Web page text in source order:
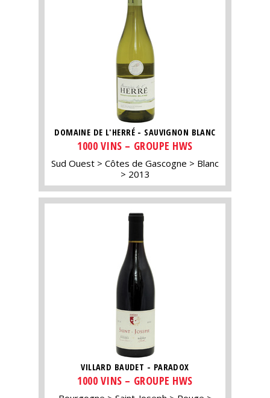
DOMAINE DE L'HERRÉ - SAUVIGNON BLANC
1000 VINS – GROUPE HWS
Sud Ouest Côtes de Gascogne
Blanc
2013
VILLARD BAUDET - PARADOX
1000 VINS – GROUPE HWS